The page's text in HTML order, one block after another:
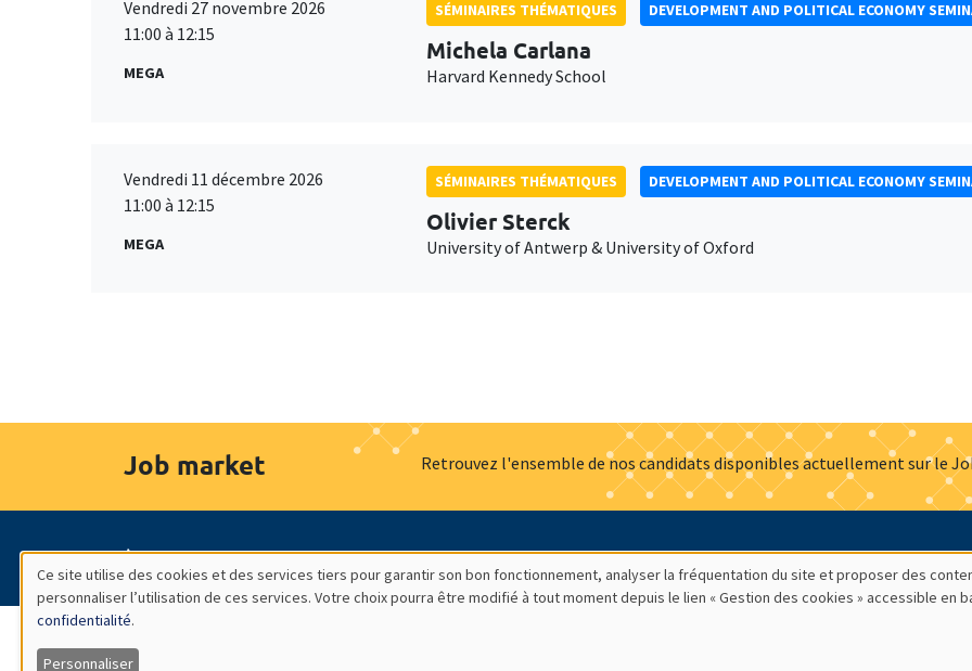
Vendredi 27 novembre 2026
11:00 à 12:15
MEGA
SÉMINAIRES THÉMATIQUES DEVELOPMENT AND POLITICAL ECONOMY
Michela Carlana
Harvard Kennedy School
Vendredi 11 décembre 2026
11:00 à 12:15
MEGA
SÉMINAIRES THÉMATIQUES DEVELOPMENT AND POLITICAL ECONOMY
Olivier Sterck
University of Antwerp & University of Oxford
Job market Retrouvez l'ensemble de nos candidats disponibles actuellement sur le
À propos Nos engagements Hommage à Actualités Offres d'emploi Presse Mentions légales
Utilisation
Ce site utilise des cookies et des services tiers pour garantir son bon fonctionnement, analyser la fréquentation du site et proposer des
personnaliser l’utilisation de ces services. Votre choix pourra être modifié à tout moment depuis le lien « Gestion des cookies » accessible en
confidentialité.
Personnaliser